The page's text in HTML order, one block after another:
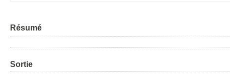
Résumé
Sortie